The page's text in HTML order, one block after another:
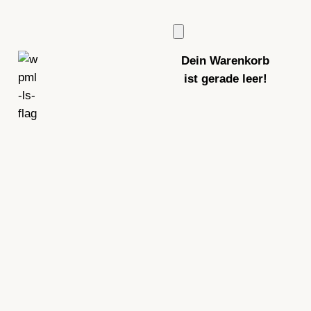
Dein Warenkorb
ist gerade leer!